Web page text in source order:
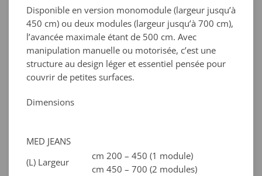
Disponible en version monomodule (largeur jusqu’à
450 cm) ou deux modules (largeur jusqu’à 700 cm),
l’avancée maximale étant de 500 cm. Avec
manipulation manuelle ou motorisée, c’est une
structure au design léger et essentiel pensée pour
couvrir de petites surfaces.
Dimensions
MED JEANS
(L) Largeur
cm 200 – 450 (1 module)
cm 450 – 700 (2 modules)